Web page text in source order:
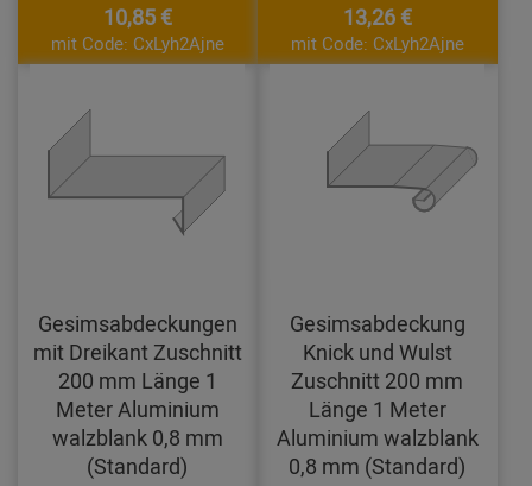
10,85 €
mit Code: CxLyh2Ajne
13,26 €
mit Code: CxLyh2Ajne
Gesimsabdeckungen
mit Dreikant Zuschnitt
200 mm Länge 1
Meter Aluminium
walzblank 0,8 mm
(Standard)
Gesimsabdeckung
Knick und Wulst
Zuschnitt 200 mm
Länge 1 Meter
Aluminium walzblank
0,8 mm (Standard)